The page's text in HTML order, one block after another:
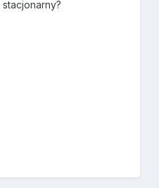
stacjonarny?